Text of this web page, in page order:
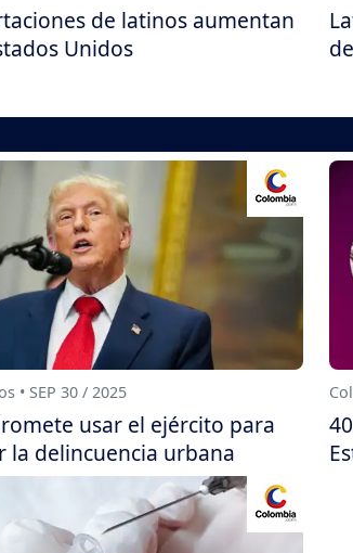
de latinos aumentan
Unidos
• SEP 30 / 2025
usar el ejército para
la delincuencia urbana